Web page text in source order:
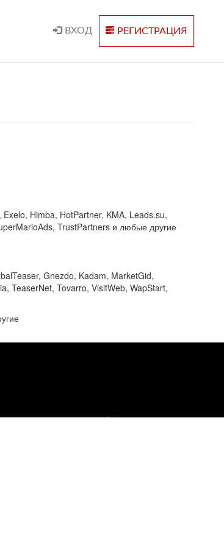
ВХОД РЕГИСТРАЦИЯ
Himba, HotPartner, KMA, Leads.su,
TrustPartners и любые другие
Gnezdo, Kadam, MarketGid,
TeaserNet, Tovarro, VisitWeb, WapStart,